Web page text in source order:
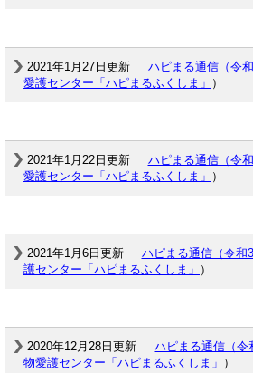
2021年1月27日更新 ハピまる通信（令和
愛護センター「ハピまるふくしま」 ）
2021年1月22日更新 ハピまる通信（令和
愛護センター「ハピまるふくしま」 ）
2021年1月6日更新 ハピまる通信（令和3
護センター「ハピまるふくしま」 ）
2020年12月28日更新 ハピまる通信（令
物愛護センター「ハピまるふくしま」 ）